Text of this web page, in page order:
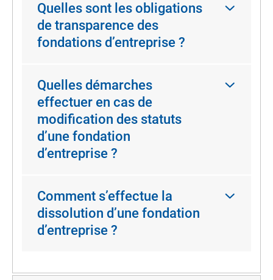
Quelles sont les obligations
de transparence des
fondations d’entreprise ?
Quelles démarches
effectuer en cas de
modification des statuts
d’une fondation
d’entreprise ?
Comment s’effectue la
dissolution d’une fondation
d’entreprise ?